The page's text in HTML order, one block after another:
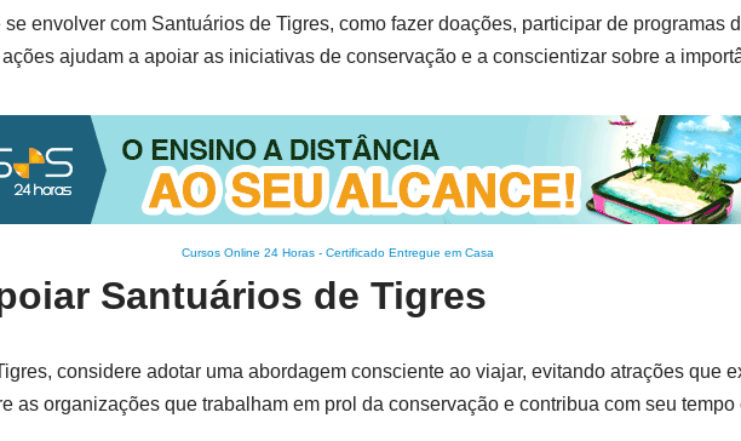
envolver com Santuários de Tigres, como fazer doações, participar de programas
ajudam a apoiar as iniciativas de conservação e a conscientizar sobre a
Cursos Online 24 Horas- Certificado Entregue em Casa
Santuários de Tigres
considere adotar uma abordagem consciente ao viajar, evitando atrações que
as organizações que trabalham em prol da conservação e contribua com seu tempo